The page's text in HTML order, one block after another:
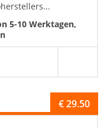
5-10 Werktagen,
€29.50